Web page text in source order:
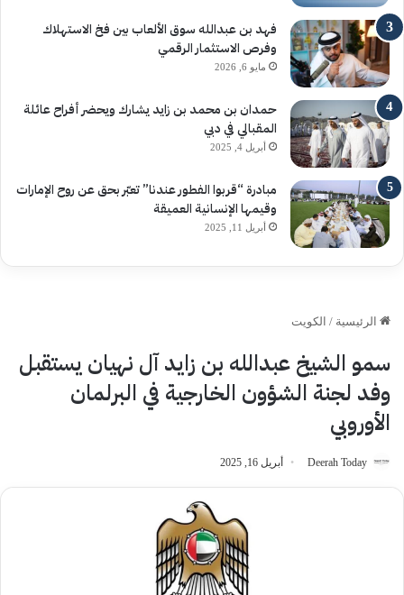
فهد بن عبدالله سوق الألعاب بين فخ الاستهلاك
وفرص الاستثمار الرقمي
مايو 6, 2026
حمدان بن محمد بن زايد يشارك ويحضر أفراح عائلة
المقبالي في دبي
أبريل 4, 2025
مبادرة “قربوا الفطور عندنا” تعبّر بحق عن روح الإمارات
وقيمها الإنسانية العميقة
أبريل 11, 2025